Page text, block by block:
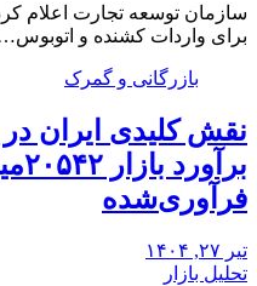
سازمان توسعه تجارت اعلام
برای واردات کشنده و
بازرگانی و گمرک
نقش کلیدی ایران در
فرآوری‌شده
تیر ۲۷, ۱۴۰۴
تحلیل بازار